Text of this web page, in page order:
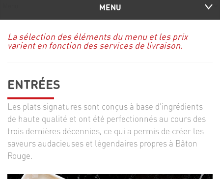
MENU
La sélection des éléments du menu et les prix
varient en fonction des services de livraison.
ENTRÉES
Les plats signatures sont conçus à base d'ingrédients
de haute qualité et ont été perfectionnés au cours des
trois dernières décennies, ce qui a permis de créer les
saveurs audacieuses et légendaires propres à Bâton
Rouge.